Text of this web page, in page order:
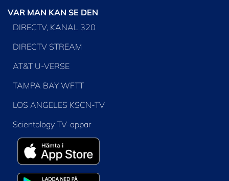
VAR MAN KAN SE DEN
DIRECTV, KANAL 320
DIRECTV STREAM
AT&T U-VERSE
TAMPA BAY WFTT
LOS ANGELES KSCN-TV
Scientology TV-appar